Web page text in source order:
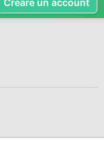
Creare un account